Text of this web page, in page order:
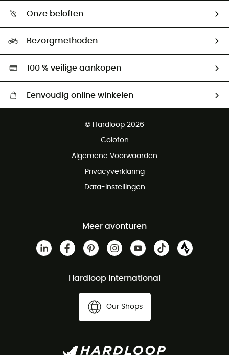
Retourzendingen & Terugbetalingen
Ambassadeurs
Onze beloften
Hardgreen
Bezorgmethoden
100 % veilige aankopen
Eenvoudig online winkelen
Gratis retourneren binnen 100 dagen
© Hardloop 2026
Colofon
Algemene Voorwaarden
Privacyverklaring
Data-instellingen
Meer avonturen
Hardloop International
Our Shops